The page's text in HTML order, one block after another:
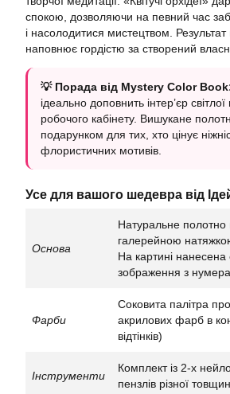
спокою, дозволяючи на певний час
і насолодитися мистецтвом. Результат
наповнює гордістю за створений
💡 Порада від Mystery Color
ідеально доповнить інтер’єр світлої
робочого кабінету. Вишукане
подарунком для тих, хто цінує
флористичних мотивів.
Усе для вашого шедевра від
Основа
Натуральне полотно
галерейною
На картині нанесена
зображення з
Фарби
Соковита палітра
акрилових фарб в
відтінків)
Інструменти
Комплект із 2-х
пензлів різної